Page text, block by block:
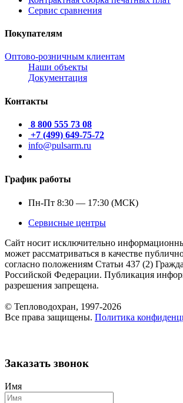
Сервис сравнения
Покупателям
Оптово-розничным клиентам
Наши объекты
Документация
Контакты
8 800 555 73 08
+7 (499) 649-75-72
info@pulsarm.ru
График работы
Пн-Пт 8:30 — 17:30 (МСК)
Сервисные центры
Сайт носит исключительно
может рассматриваться в качестве
согласно положениям Статьи 437 (2)
Российской Федерации. Публикация
разрешения запрещена.
© Тепловодохран, 1997-2026
Все права защищены. Политика
Заказать звонок
Имя